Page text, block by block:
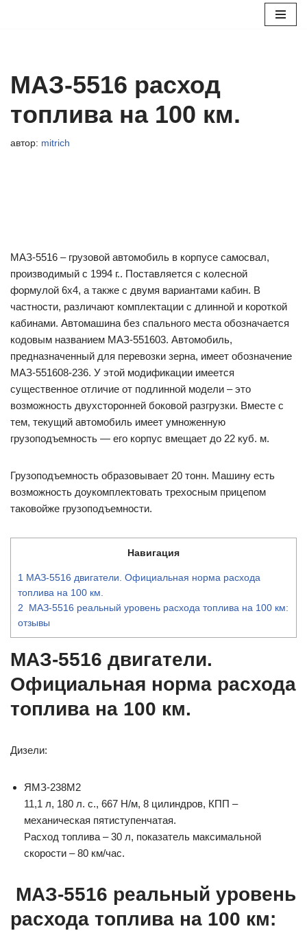
МАЗ-5516 расход
топлива на 100 км.
автор: mitrich
МАЗ-5516 – грузовой автомобиль в корпусе самосвал,
производимый с 1994 г.. Поставляется с колесной
формулой 6х4, а также с двумя вариантами кабин. В
частности, различают комплектации с длинной и короткой
кабинами. Автомашина без спального места обозначается
кодовым названием МАЗ-551603. Автомобиль,
предназначенный для перевозки зерна, имеет обозначение
МАЗ-551608-236. У этой модификации имеется
существенное отличие от подлинной модели – это
возможность двухсторонней боковой разгрузки. Вместе с
тем, текущий автомобиль имеет умноженную
грузоподъемность — его корпус вмещает до 22 куб. м.
Грузоподъемность образовывает 20 тонн. Машину есть
возможность доукомплектовать трехосным прицепом
таковойже грузоподъемности.
Навигация
1 МАЗ-5516 двигатели. Официальная норма расхода
топлива на 100 км.
2 МАЗ-5516 реальный уровень расхода топлива на 100 км:
отзывы
МАЗ-5516 двигатели.
Официальная норма расхода
топлива на 100 км.
Дизели:
ЯМЗ-238М2
11,1 л, 180 л. с., 667 Н/м, 8 цилиндров, КПП –
механическая пятиступенчатая.
Расход топлива – 30 л, показатель максимальной
скорости – 80 км/час.
МАЗ-5516 реальный уровень
расхода топлива на 100 км: